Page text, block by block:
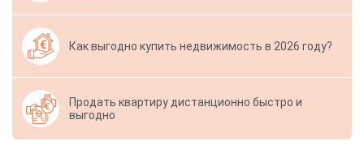
Как выгодно купить недвижимость в 2026 году?
Продать квартиру дистанционно быстро и
выгодно